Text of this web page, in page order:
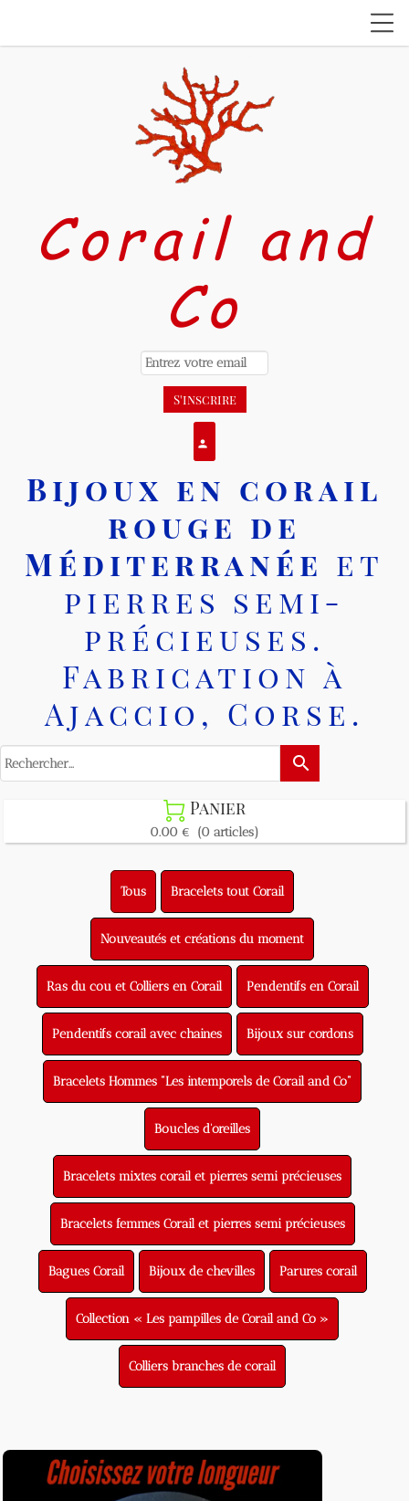
Corail and
Co
person
Bijoux en corail
rouge de
Méditerranée et
pierres semi-
précieuses.
Fabrication à
Ajaccio, Corse.
search
 Panier
0.00 € (0 articles)
Tous Bracelets tout Corail
Nouveautés et créations du moment
Ras du cou et Colliers en Corail Pendentifs en Corail
Pendentifs corail avec chaines Bijoux sur cordons
Bracelets Hommes "Les intemporels de Corail and Co"
Boucles d'oreilles
Bracelets mixtes corail et pierres semi précieuses
Bracelets femmes Corail et pierres semi précieuses
Bagues Corail Bijoux de chevilles Parures corail
Collection « Les pampilles de Corail and Co »
Colliers branches de corail